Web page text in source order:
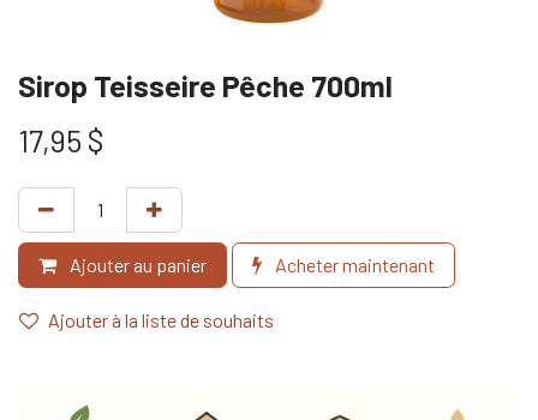
Sirop Teisseire Pêche 700ml
17,95 $
Ajouter au panier Acheter maintenant
Ajouter à la liste de souhaits